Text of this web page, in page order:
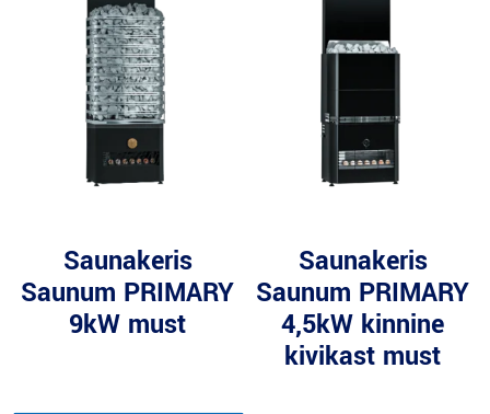
Saunakeris
Saunum PRIMARY
9kW must
Saunakeris
Saunum PRIMARY
4,5kW kinnine
kivikast must